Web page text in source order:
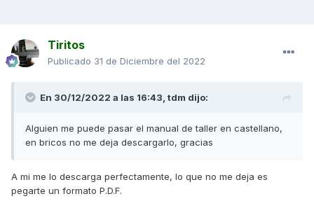
Tiritos
Publicado 31 de Diciembre del 2022
En 30/12/2022 a las 16:43, tdm dijo:
Alguien me puede pasar el manual de taller en castellano,
en bricos no me deja descargarlo, gracias
A mi me lo descarga perfectamente, lo que no me deja es
pegarte un formato P.D.F.